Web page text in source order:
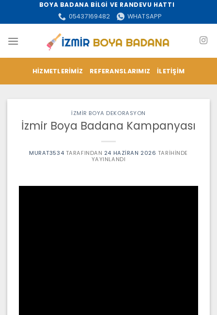
BOYA BADANA BİLGİ VE RANDEVU HATTI
05437169482
WHATSAPP
HIZMETLERIMIZ REFERANSLARIMIZ İLETIŞIM
İZMİR BOYA DEKORASYON
İzmir Boya Badana Kampanyası
MURAT3534 TARAFINDAN 24 HAZIRAN 2026 TARIHINDE
YAYINLANDI